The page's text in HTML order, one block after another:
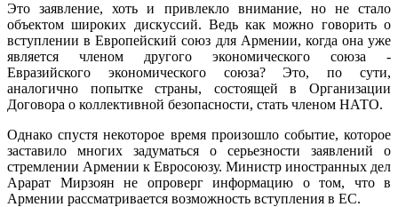
Это заявление, хоть и привлекло внимание, но не стало
объектом широких дискуссий. Ведь как можно говорить о
вступлении в Европейский союз для Армении, когда она уже
является членом другого экономического союза -
Евразийского экономического союза? Это, по сути,
аналогично попытке страны, состоящей в Организации
Договора о коллективной безопасности, стать членом НАТО.
Однако спустя некоторое время произошло событие, которое
заставило многих задуматься о серьезности заявлений о
стремлении Армении к Евросоюзу. Министр иностранных дел
Арарат Мирзоян не опроверг информацию о том, что в
Армении рассматривается возможность вступления в ЕС.